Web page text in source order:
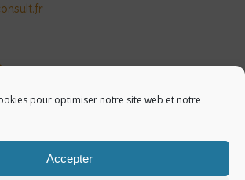
pour optimiser notre site web et notre
Accepter